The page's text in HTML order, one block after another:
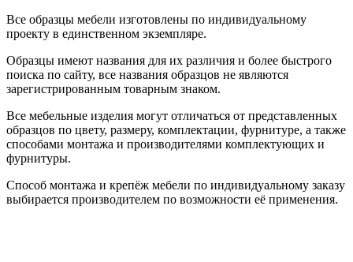
Все образцы мебели изготовлены по индивидуальному
проекту в единственном экземпляре.
Образцы имеют названия для их различия и более быстрого
поиска по сайту, все названия образцов не являются
зарегистрированным товарным знаком.
Все мебельные изделия могут отличаться от представленных
образцов по цвету, размеру, комплектации, фурнитуре, а также
способами монтажа и производителями комплектующих и
фурнитуры.
Способ монтажа и крепёж мебели по индивидуальному заказу
выбирается производителем по возможности её применения.